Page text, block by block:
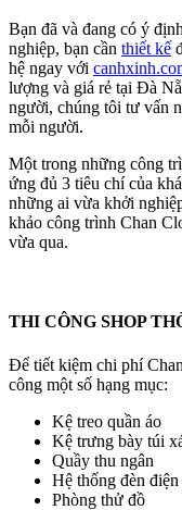
Bạn đã và đang có ý
nghiệp, bạn cần thiết kế
hệ ngay với
lượng và giá rẻ tại Đà
người, chúng tôi tư vấn
mỗi người.
Một trong những công
ứng đủ 3 tiêu chí của
những ai vừa khởi
khảo công trình Chan
vừa qua.
THI CÔNG SHOP
Để tiết kiệm chi phí
công một số hạng mục:
Kệ treo quần áo
Kệ trưng bày túi
Quầy thu ngân
Hệ thống đèn điện
Phòng thử đồ